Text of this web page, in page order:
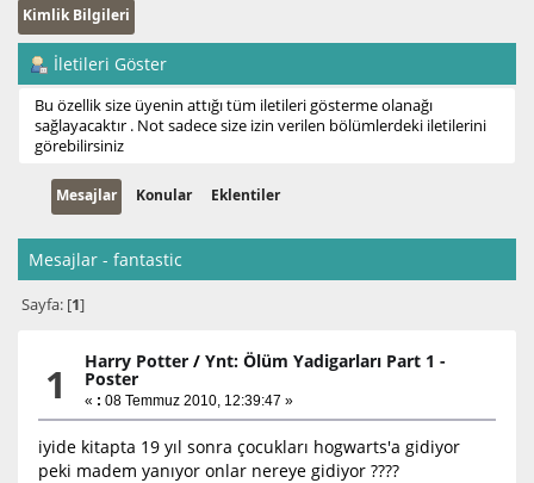
Kimlik Bilgileri
İletileri Göster
Bu özellik size üyenin attığı tüm iletileri gösterme olanağı
sağlayacaktır . Not sadece size izin verilen bölümlerdeki iletilerini
görebilirsiniz
Mesajlar Konular Eklentiler
Mesajlar - fantastic
Sayfa: [1]
1 Harry Potter /Ynt: Ölüm Yadigarları Part 1 -
Poster
« : 08 Temmuz 2010, 12:39:47 »
iyide kitapta 19 yıl sonra çocukları hogwarts'a gidiyor
peki madem yanıyor onlar nereye gidiyor ????